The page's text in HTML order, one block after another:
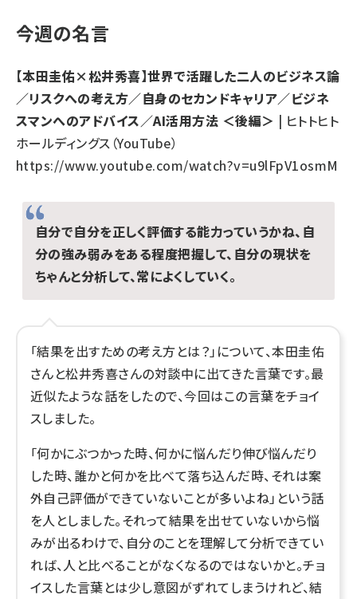
今週の名言
【本田圭佑×松井秀喜】世界で活躍した二人のビジネス論
／リスクへの考え方／自身のセカンドキャリア／ビジネ
スマンへのアドバイス／AI活用方法 ＜後編＞ | ヒトトヒト
ホールディングス（YouTube）
https://www.youtube.com/watch?v=u9lFpV1osmM
自分で自分を正しく評価する能力っていうかね、自
分の強み弱みをある程度把握して、自分の現状を
ちゃんと分析して、常によくしていく。
「結果を出すための考え方とは？」について、本田圭佑
さんと松井秀喜さんの対談中に出てきた言葉です。最
近似たような話をしたので、今回はこの言葉をチョイ
スしました。
「何かにぶつかった時、何かに悩んだり伸び悩んだり
した時、誰かと何かを比べて落ち込んだ時、それは案
外自己評価ができていないことが多いよね」という話
を人としました。それって結果を出せていないから悩
みが出るわけで、自分のことを理解して分析できてい
れば、人と比べることがなくなるのではないかと。チョ
イスした言葉とは少し意図がずれてしまうけれど、結